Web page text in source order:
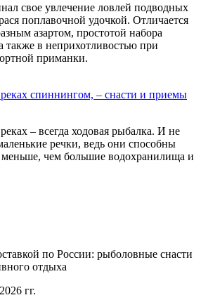
свое увлечение ловлей подводных
поплавочной удочкой. Отличается
азартом, простотой набора
также в неприхотливостью при
приманки.
спиннингом, – снасти и приемы
– всегда ходовая рыбалка. И не
речки, ведь они способны
меньше, чем большие водохранилища и
по России: рыболовные снасти
отдыха
гг.